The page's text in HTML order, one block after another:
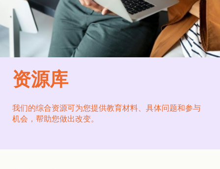
资源库
我们的综合资源可为您提供教育材料、具体问题和参与
机会，帮助您做出改变。